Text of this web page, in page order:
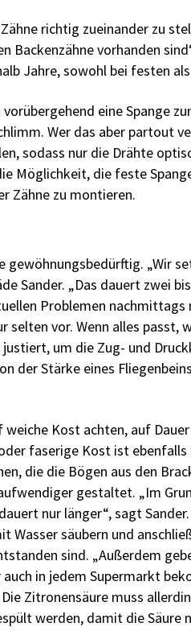
richtig zueinander zu
Backenzähne vorhanden
Jahre, sowohl bei festen
eine Spange
Wer das aber partout
sodass nur die Drähte
Möglichkeit, die feste
Zähne zu montieren.
gewöhnungsbedürftig. „Wir
Sander. „Das dauert zwei
Pro­blemen nachmittags
selten vor. Wenn alles passt,
um die Zug- und
der Stärke eines
Kost achten, auf
faserige Kost ist
die die Bögen aus den
gestaltet. „Im
nur länger“, sagt
Wasser säubern und
sind. „Außerdem
in jedem Supermarkt
Zitronensäure muss
werden, damit die Säure